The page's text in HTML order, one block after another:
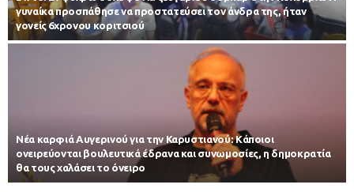
γυναίκα προσπάθησε να προστατεύσει τον άνδρα της, ήταν
γονείς 6χρονου κοριτσιού
Νέα καρφιά Αυγερινού για την Καρυστιανού: Kάποιοι
ονειρεύονται βουλευτικά έδρανα και συνωμοσίες, η δημοκρατία
θα τους χαλάσει το όνειρο